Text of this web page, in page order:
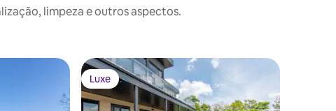
limpeza e outros aspectos.
Luxe
Luxe